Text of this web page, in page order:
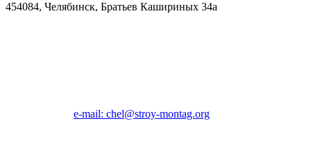
454084, Челябинск, Братьев Кашириных 34а
e-mail: chel@stroy-montag.org